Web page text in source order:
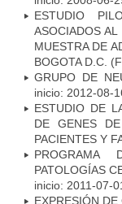
ESTUDIO
ASOCIADOS
MUESTRA DE
BOGOTA D.C.
GRUPO DE
inicio: 2012-08-
ESTUDIO DE
DE GENES
PACIENTES Y
PROGRAMA
PATOLOGÍAS
inicio: 2011-07-
EXPRESIÓN